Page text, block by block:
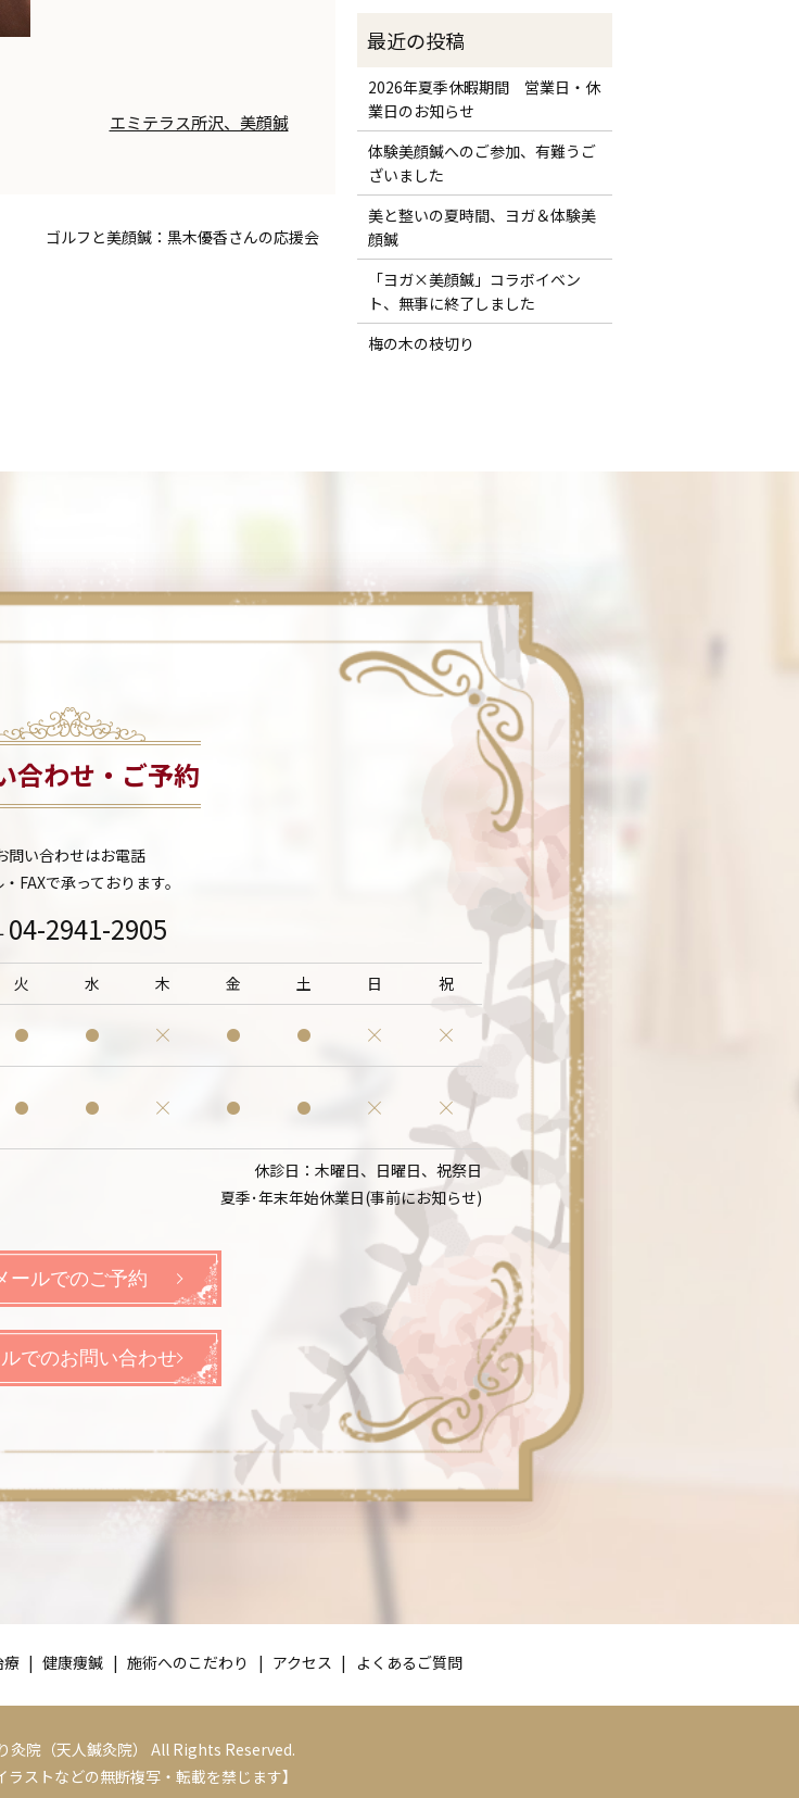
エミテラス所沢、美顔鍼
ゴルフと美顔鍼：黒木優香さんの応援会
2026年夏季休暇期間 営業日・休
業日のお知らせ
体験美顔鍼へのご参加、有難うご
ざいました
美と整いの夏時間、ヨガ＆体験美
顔鍼
「ヨガ×美顔鍼」コラボイベン
ト、無事に終了しました
梅の木の枝切り
合わせ・ご予約
問い合わせはお電話
FAXで承っております。
04-2941-2905
火 水 木 金 土 日
祝
休診日：木曜日、日曜日、祝祭日
夏季･年末年始休業日(事前にお知らせ)
ールでのご予約
でのお問い合わせ
療 健康痩鍼 施術へのこだわり アクセス よくあるご質問
院（天人鍼灸院） All Rights Reserved.
ラストなどの無断複写・転載を禁じます】